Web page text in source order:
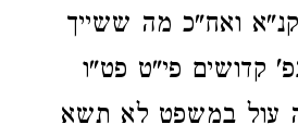
ואח"כ מה ששייך
קדושים פי"ט פט"ו
עול במשפט לא תשא